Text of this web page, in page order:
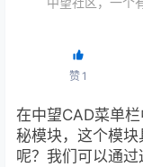
赞1
在中望CAD菜单
秘模块，这个模
呢？我们可以通